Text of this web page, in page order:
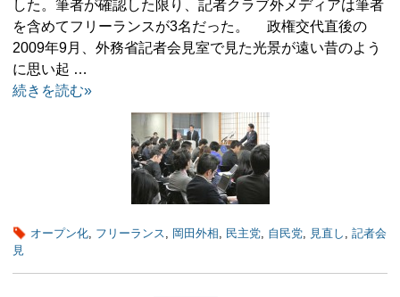
した。筆者が確認した限り、記者クラブ外メディアは筆者
を含めてフリーランスが3名だった。 政権交代直後の
2009年9月、外務省記者会見室で見た光景が遠い昔のよう
に思い起 …
続きを読む»
オープン化, フリーランス, 岡田外相, 民主党, 自民党, 見直し , 記者会
見